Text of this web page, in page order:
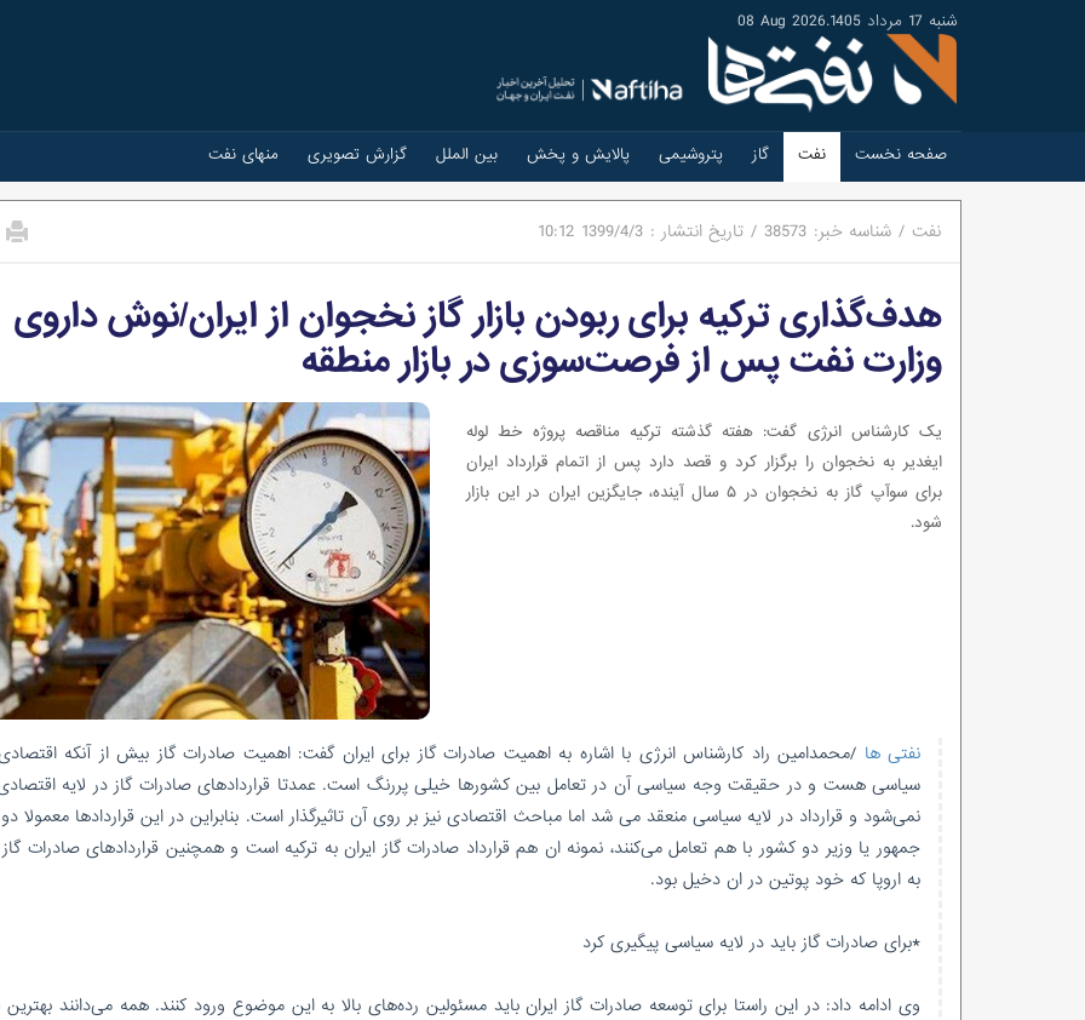
شنبه 17 مرداد 1405 .
08 Aug 2026
صفحه نخست نفت گاز پتروشیمی پالایش و پخش بین الملل گزارش تصویری منهای نفت
نفت / شناسه خبر: 38573
/ تاریخ انتشار : 1399/4/3
10:12
هدف‌گذاری ترکیه برای ربودن بازار گاز نخجوان از ایران/نوش داروی
وزارت نفت پس از فرصت‌سوزی در بازار منطقه
یک کارشناس انرژی گفت: هفته گذشته ترکیه مناقصه پروژه خط لوله
ایغدیر به نخجوان را برگزار کرد و قصد دارد پس از اتمام قرارداد ایران
برای سوآپ گاز به نخجوان در ۵ سال آینده، جایگزین ایران در این بازار
شود.
نفتی ها /محمدامین راد کارشناس انرژی با اشاره به اهمیت صادرات گاز برای ایران گفت: اهمیت صادرات گاز بیش از آنکه
سیاسی هست و در حقیقت وجه سیاسی آن در تعامل بین کشورها خیلی پررنگ است. عمدتا قراردادهای صادرات گاز در لایه
نمی‌شود و قرارداد در لایه سیاسی منعقد می شد اما مباحث اقتصادی نیز بر روی آن تاثیرگذار است. بنابراین در این قراردادها معمولا
جمهور یا وزیر دو کشور با هم تعامل می‌کنند، نمونه ان هم قرارداد صادرات گاز ایران به ترکیه است و همچنین قراردادهای صادرات
به اروپا که خود پوتین در ان دخیل بود.
*برای صادرات گاز باید در لایه سیاسی پیگیری کرد
وی ادامه داد: در این راستا برای توسعه صادرات گاز ایران باید مسئولین رده‌های بالا به این موضوع ورود کنند. همه می‌دانند بهترین